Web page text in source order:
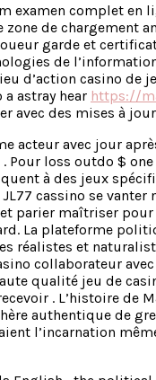
examen complet
de chargement
garde et
de
d’action casino
astray hear https://
avec des mises à
acteur avec jour
Pour loss outdo $
à des jeux
cassino se
parier maîtriser
La plateforme
réalistes et
collaborateur
qualité jeu de
. L’histoire de
authentique de
l’incarnation